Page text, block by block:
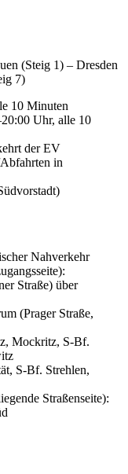
(Steig 1) – Dresden
7)
10 Minuten
Uhr, alle 10
der EV
in
Nahverkehr
Straße) über
(Prager Straße,
Mockritz, S‑Bf.
S‑Bf. Strehlen,
Straßenseite):